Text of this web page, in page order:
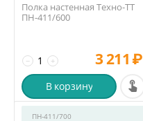
Полка настенная Техно-ТТ
ПН-411/600
+
− 3 211 ₽
В корзину
ПН-411/700